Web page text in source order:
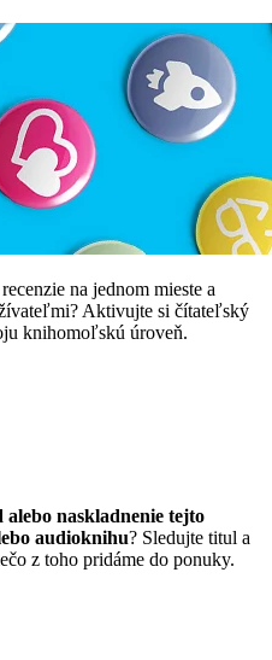
na jednom mieste a
Aktivujte si čítateľský
knihomoľskú úroveň.
naskladnenie tejto
audioknihu? Sledujte titul a
z toho pridáme do ponuky.